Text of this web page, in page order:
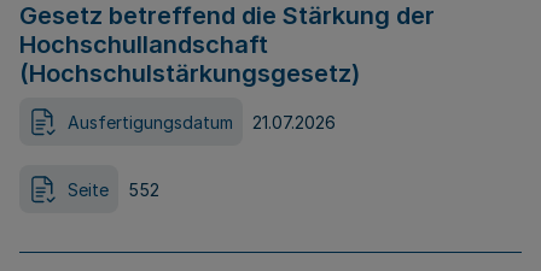
Gesetz betreffend die Stärkung der
Hochschullandschaft
(Hochschulstärkungsgesetz)
Ausfertigungsdatum 21.07.2026
Seite 552